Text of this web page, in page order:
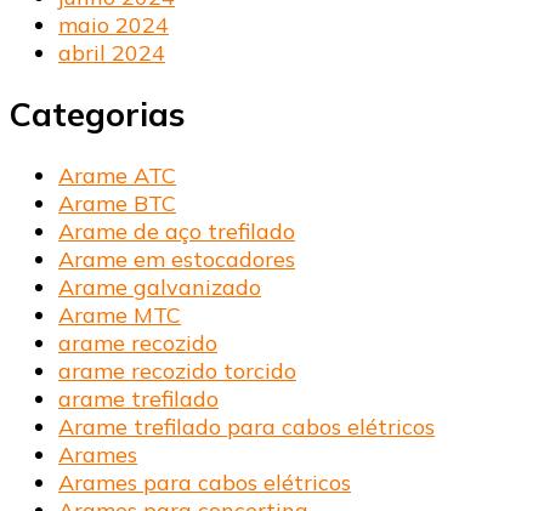
maio 2024
abril 2024
Categorias
Arame ATC
Arame BTC
Arame de aço trefilado
Arame em estocadores
Arame galvanizado
Arame MTC
arame recozido
arame recozido torcido
arame trefilado
Arame trefilado para cabos elétricos
Arames
Arames para cabos elétricos